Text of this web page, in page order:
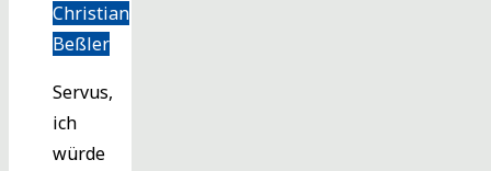
Christian
Beßler
Servus,
ich
würde